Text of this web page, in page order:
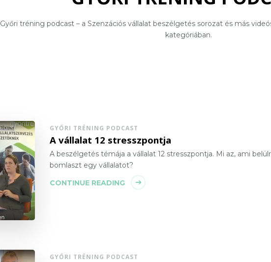
Győri tréning podcast – a Szenzációs vállalat beszélgetés sorozat és más
kategóriában.
GYŐRI TRÉNING PODCAST
A vállalat 12 stresszpontja
A beszélgetés témája a vállalat 12 stresszpontja. Mi az, ami
bomlaszt egy vállalatot?
CONTINUE READING
GYŐRI TRÉNING PODCAST